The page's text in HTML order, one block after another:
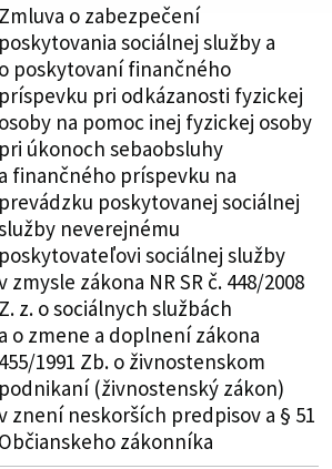
Zmluva o zabezpečení
poskytovania sociálnej služby a
o poskytovaní finančného
príspevku pri odkázanosti fyzickej
osoby na pomoc inej fyzickej osoby
pri úkonoch sebaobsluhy
a finančného príspevku na
prevádzku poskytovanej sociálnej
neverejnému
poskytovateľovi sociálnej služby
zmysle zákona NR SR č. 448/2008
Z. z. o sociálnych službách
a o zmene a doplnení zákona
455/1991 Zb. o živnostenskom
podnikaní (živnostenský zákon)
znení neskorších predpisov a § 51
Občianskeho zákonníka